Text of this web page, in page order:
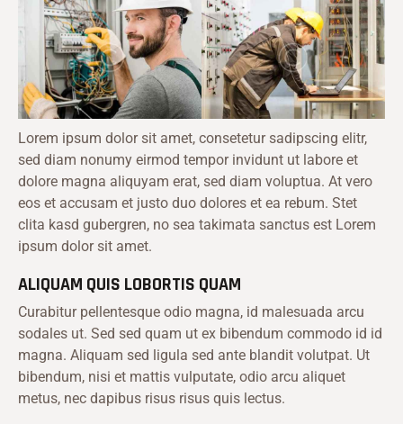
Lorem ipsum dolor sit amet, consetetur sadipscing elitr,
sed diam nonumy eirmod tempor invidunt ut labore et
dolore magna aliquyam erat, sed diam voluptua. At vero
eos et accusam et justo duo dolores et ea rebum. Stet
clita kasd gubergren, no sea takimata sanctus est Lorem
ipsum dolor sit amet.
ALIQUAM QUIS LOBORTIS QUAM
Curabitur pellentesque odio magna, id malesuada arcu
sodales ut. Sed sed quam ut ex bibendum commodo id id
magna. Aliquam sed ligula sed ante blandit volutpat. Ut
bibendum, nisi et mattis vulputate, odio arcu aliquet
metus, nec dapibus risus risus quis lectus.